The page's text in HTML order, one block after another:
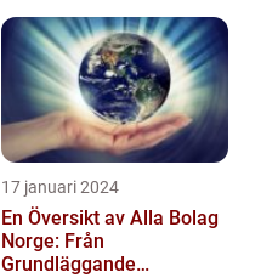
17 januari 2024
En Översikt av Alla Bolag
Norge: Från
Grundläggande